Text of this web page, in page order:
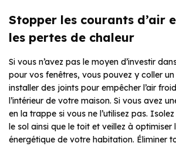
Stopper les courants d’air
les pertes de chaleur
Si vous n’avez pas le moyen d’investir
pour vos fenêtres, vous pouvez y coller
installer des joints pour empêcher l’air
l’intérieur de votre maison. Si vous avez
en la trappe si vous ne l’utilisez pas.
le sol ainsi que le toit et veillez à optimiser
énergétique de votre habitation. Éliminer